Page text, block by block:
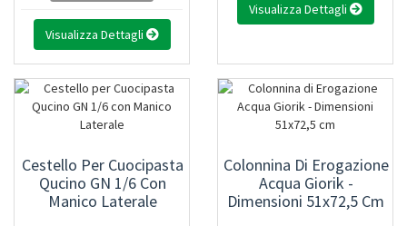
Visualizza Dettagli
Visualizza Dettagli
Cestello Per Cuocipasta
Qucino GN 1/6 Con
Manico Laterale
Colonnina Di Erogazione
Acqua Giorik -
Dimensioni 51x72,5 Cm